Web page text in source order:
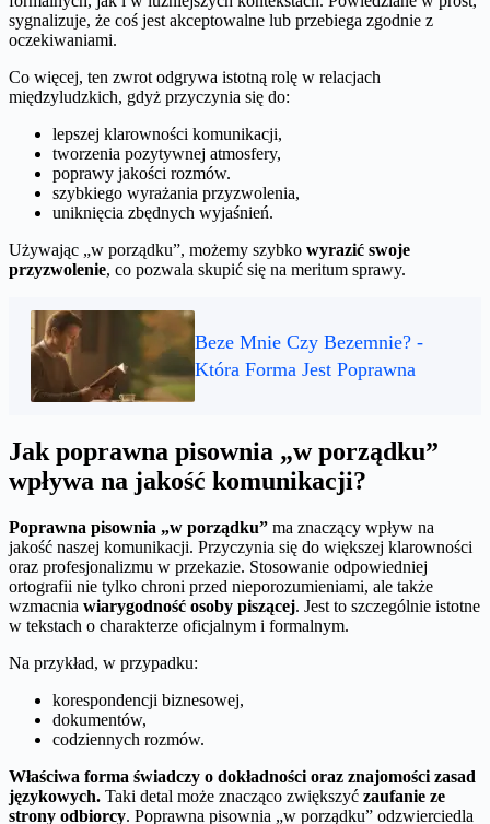
sygnalizuje, że coś jest akceptowalne lub przebiega zgodnie z
oczekiwaniami.
Co więcej, ten zwrot odgrywa istotną rolę w relacjach
międzyludzkich, gdyż przyczynia się do:
lepszej klarowności komunikacji,
tworzenia pozytywnej atmosfery,
poprawy jakości rozmów.
szybkiego wyrażania przyzwolenia,
uniknięcia zbędnych wyjaśnień.
Używając „w porządku”, możemy szybko wyrazić swoje
przyzwolenie, co pozwala skupić się na meritum sprawy.
Beze Mnie Czy Bezemnie? -
Która Forma Jest Poprawna
Jak poprawna pisownia „w porządku”
wpływa na jakość komunikacji?
Poprawna pisownia „w porządku” ma znaczący wpływ na
jakość naszej komunikacji. Przyczynia się do większej klarowności
oraz profesjonalizmu w przekazie. Stosowanie odpowiedniej
ortografii nie tylko chroni przed nieporozumieniami, ale także
wzmacnia wiarygodność osoby piszącej. Jest to szczególnie istotne
w tekstach o charakterze oficjalnym i formalnym.
Na przykład, w przypadku:
korespondencji biznesowej,
dokumentów,
codziennych rozmów.
Właściwa forma świadczy o dokładności oraz znajomości zasad
językowych. Taki detal może znacząco zwiększyć zaufanie ze
strony odbiorcy. Poprawna pisownia „w porządku” odzwierciedla